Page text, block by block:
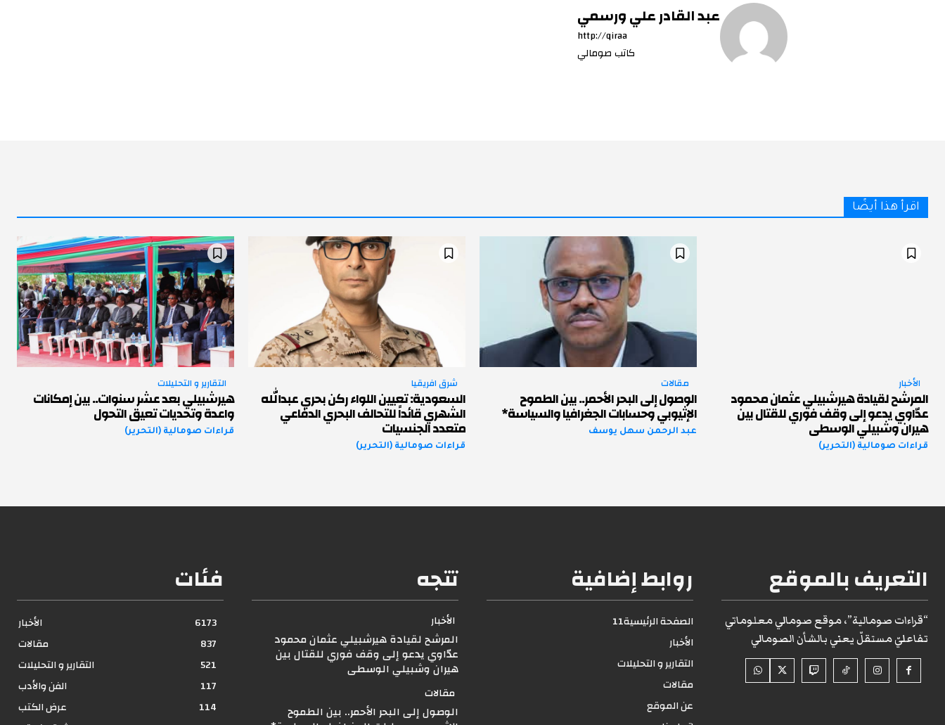
عبد القادر علي ورسمي
http://qiraa
كاتب صومالي
اقرأ هذا أيضًا
الأخبار
المرشح لقيادة هيرشبيلي عثمان محمود
عدّاوي يدعو إلى وقف فوري للقتال بين
هيران وشبيلي الوسطى
قراءات صومالية (التحرير)
مقالات
الوصول إلى البحر الأحمر.. بين الطموح
الإثيوبي وحسابات الجغرافيا والسياسة*
عبد الرحمن سهل يوسف
شرق افريقيا
السعودية: تعيين اللواء ركن بحري عبدالله
الشهري قائداً للتحالف البحري الدفاعي
متعدد الجنسيات
قراءات صومالية (التحرير)
التقارير و التحليلات
هيرشبيلي بعد عشر سنوات.. بين إمكانات
واعدة وتحديات تعيق التحول
قراءات صومالية (التحرير)
فئات
الأخبار
6173
مقالات
837
التقارير و التحليلات
521
الفن والأدب
117
عرض الكتب
114
تتجه
الأخبار
المرشح لقيادة هيرشبيلي عثمان محمود
عدّاوي يدعو إلى وقف فوري للقتال بين
هيران وشبيلي الوسطى
مقالات
الوصول إلى البحر الأحمر.. بين الطموح
روابط إضافية
الصفحة الرئيسية11
الأخبار
التقارير و التحليلات
مقالات
عن الموقع
التعريف بالموقع
“قراءات صومالية”، موقع صومالي معلوماتي
تفاعليّ مستقلّ يعني بالشأن الصومالي